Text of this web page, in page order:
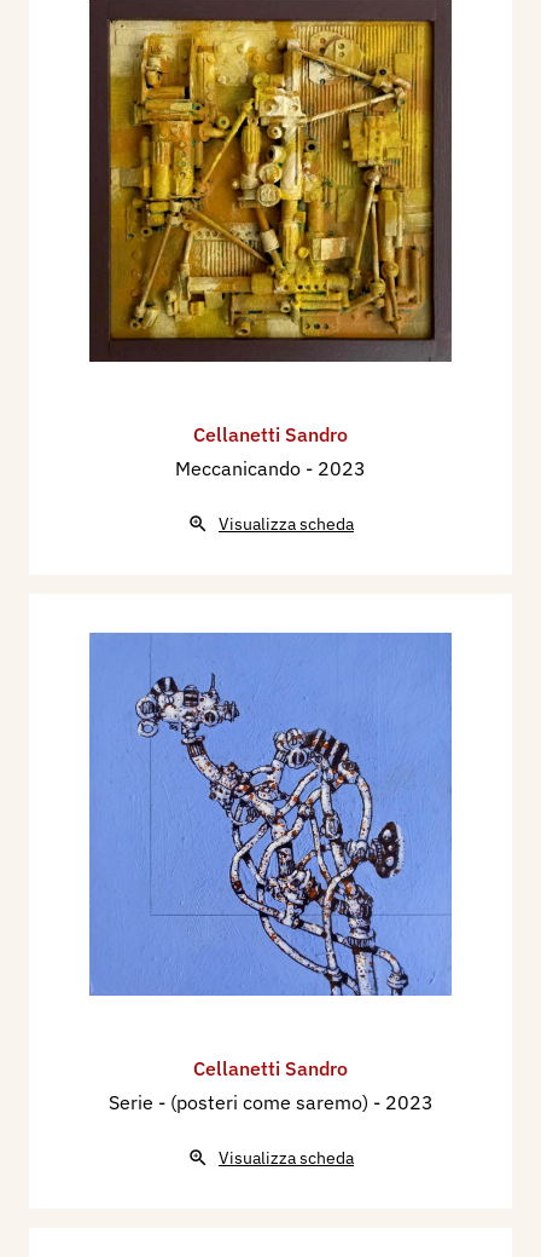
Cellanetti Sandro
Meccanicando - 2023
Visualizza scheda
Cellanetti Sandro
Serie - (posteri come saremo) - 2023
Visualizza scheda